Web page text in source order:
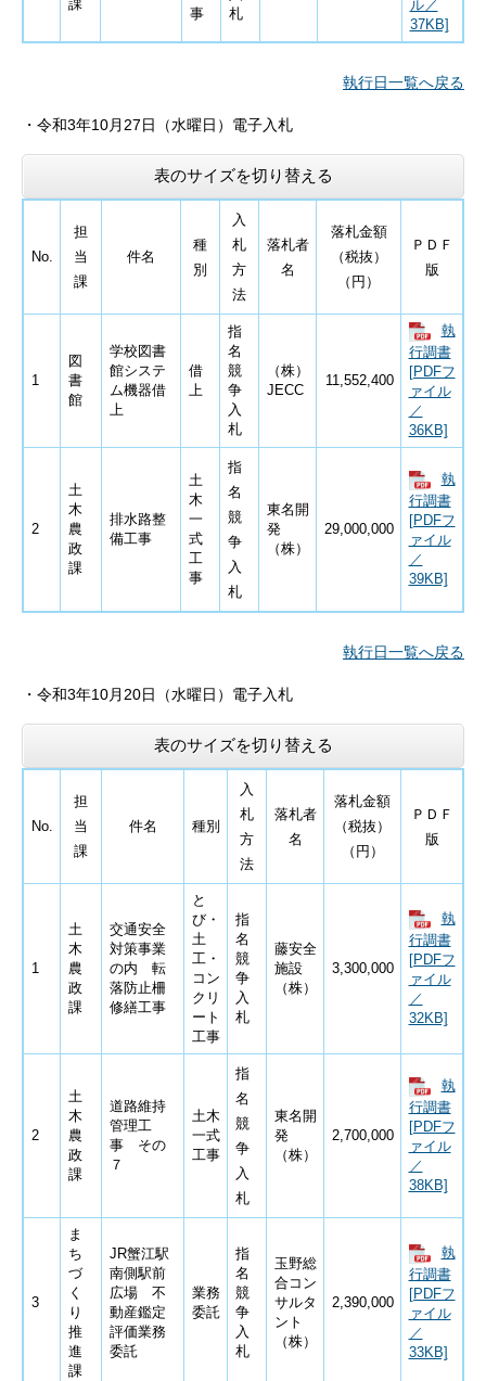
課
事
札
ル／
37KB]
執行日一覧へ戻る
・ 令和3年10月27日 （水曜日）電子入札
表のサイズを切り替える
No.
担
当
課
件名
種
別
入
札
方
法
落札者
名
落札金額
（税抜）
（円）
ＰＤＦ
版
1
図
書
館
学校図書
館システ
ム機器借
上
借
上
指
名
競
争
入
札
（株）
JECC
11,552,400
執
行調書
[PDFフ
ァイル
／
36KB]
2
土
木
農
政
課
排水路整
備工事
土
木
一
式
工
事
指
名
競
争
入
札
東名開
発
（株）
29,000,000
執
行調書
[PDFフ
ァイル
／
39KB]
執行日一覧へ戻る
・ 令和3年10月20日 （水曜日）電子入札
表のサイズを切り替える
No.
担
当
課
件名 種別
入
札
方
法
落札者
名
落札金額
（税抜）
（円）
ＰＤＦ
版
1
土
木
農
政
課
交通安全
対策事業
の内 転
落防止柵
修繕工事
と
び・
土
工・
コン
クリ
ート
工事
指
名
競
争
入
札
藤安全
施設
（株）
3,300,000
執
行調書
[PDFフ
ァイル
／
32KB]
2
土
木
農
政
課
道路維持
管理工
事 その
７
土木
一式
工事
指
名
競
争
入
札
東名開
発
（株）
2,700,000
執
行調書
[PDFフ
ァイル
／
38KB]
3
ま
ち
づ
く
り
推
進
課
JR蟹江駅
南側駅前
広場 不
動産鑑定
評価業務
委託
業務
委託
指
名
競
争
入
札
玉野総
合コン
サルタ
ント
（株）
2,390,000
執
行調書
[PDFフ
ァイル
／
33KB]